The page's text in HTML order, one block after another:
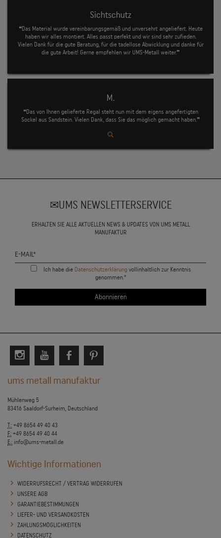
Sichtschutz
❝Das Material wurde vereinbarungsgemäß und unversehrt angeliefert. Heute
haben wir alles montiert. Alles passt perfekt und wir sind sehr zufieden.
Vielen Dank für die gute Beratung, für die tadellose Abwicklung und danke für
die gute Arbeit! Gerne empfehlen wir UMS-Metall weiter.❞
M.
❝Das von Ihnen gelieferte Regal steht nun mit dem eigens angefertigten
Sockel aus Sandstein. Vielen Dank, dass Sie das möglich gemacht haben.❞
UMS NEWSLETTERSERVICE
ERHALTEN SIE ALLE AKTUELLEN NEWS & UPDATES VON UMS METALL
MANUFAKTUR
Ich habe die Datenschutzerklärungvollinhaltlich zur Kenntnis
genommen.*
ums metall manufaktur
Mühlenweg 5
83416 Saaldorf-Surheim, Deutschland
T.: +49 8654 49 40 43
F.: +49 8654 49 40 44
E.: info@ums-metall.de
Wichtige Informationen
WIDERRUFSRECHT / VERTRAG WIDERRUFEN
UNSERE AGB
GARANTIEBESTIMMUNGEN
LIEFER- UND VERSANDKOSTEN
ZAHLUNGSMÖGLICHKEITEN
DATENSCHUTZ